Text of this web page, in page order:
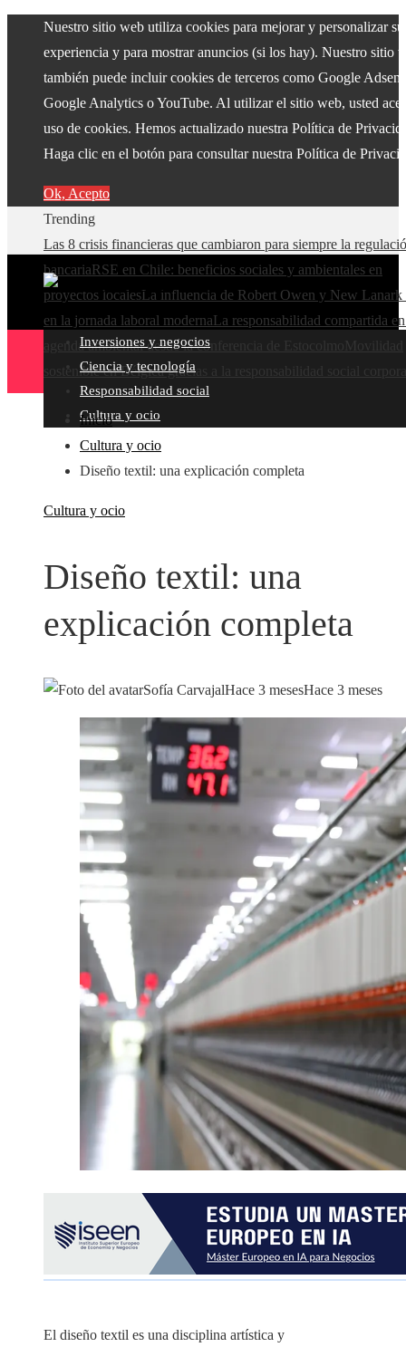
Nuestro sitio web utiliza cookies para mejorar y personalizar su
experiencia y para mostrar anuncios (si los hay). Nuestro sitio
también puede incluir cookies de terceros como Google
Google Analytics o YouTube. Al utilizar el sitio web, usted
uso de cookies. Hemos actualizado nuestra Política de
Haga clic en el botón para consultar nuestra Política de
Ok, Acepto
Trending
Las 8 crisis financieras que cambiaron para siempre la
bancariaRSE en Chile: beneficios sociales y ambientales en
proyectos localesLa influencia de Robert Owen y New
en la jornada laboral modernaLa responsabilidad compartida
agenda ambiental desde la conferencia de Estocolmo
sostenible en Bélgica gracias a la responsabilidad social
Inversiones y negocios
Ciencia y tecnología
Responsabilidad social
Cultura y ocio
Inicio
Cultura y ocio
Diseño textil: una explicación completa
Cultura y ocio
Diseño textil: una
explicación completa
Sofía CarvajalHace 3 mesesHace 3 meses
El diseño textil es una disciplina artística y